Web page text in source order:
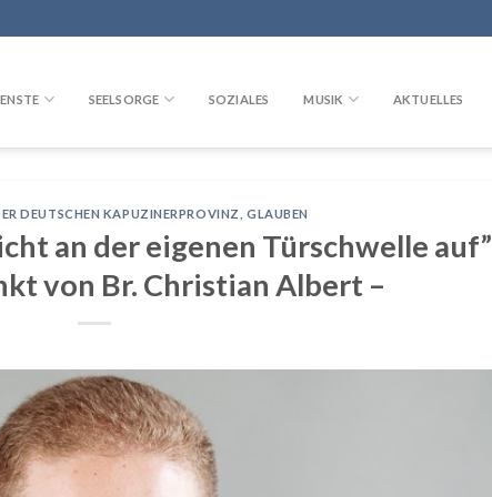
SEELSORGE SOZIALES MUSIK AKTUELLES
DEUTSCHEN KAPUZINERPROVINZ GLAUBEN
an der eigenen Türschwelle auf”
von Br. Christian Albert –